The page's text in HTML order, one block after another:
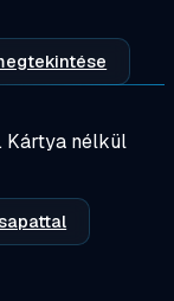
Kártya nélkül